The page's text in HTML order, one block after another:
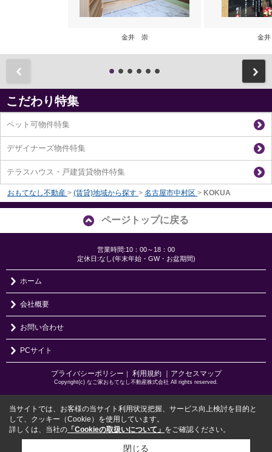
金井 崇 金
こだわり特集
ペット可物件特集
デザイナーズ物件特集
テラスハウス・戸建賃貸物件特集
おもてなし不動産 > (賃貸)地域から探す > 名古屋市中村区 > KOKUA
ページトップに戻る
営業時間:10：00～18：00
定休日:なし(年末年始・GW・お盆期間)
ホーム
会社概要
お問い合わせ
PCサイト
プライバシーポリシー 利用規約 ｜アクセスマップ
Copyright(c) なご家おもてなし不動産株式会社 All rights reserved.
当サイトでは、お客様の当サイト利用状況把握、サービス向上検討を目的と
して、クッキー（Cookie）を使用しています。
詳しくは、当社の 「Cookieの取扱いについて」 をご確認ください。
閉じる